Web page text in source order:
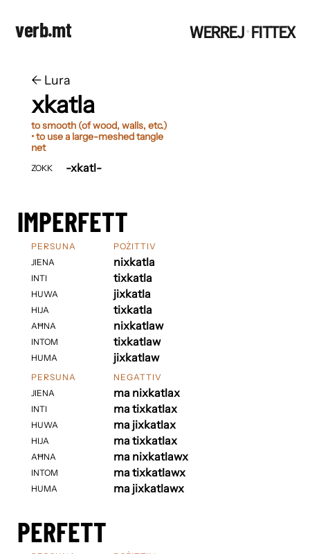
verb.mt WERREJ·FITTEX
← ​​Lura
xkatla
to smooth (of wood, walls, etc.)
• to use a large-meshed tangle
net
ZOKK -xkatl-
IMPERFETT
PERSUNA
JIENA
INTI
HUWA
HIJA
AĦNA
INTOM
HUMA
POŻITTIV
nixkatla
tixkatla
jixkatla
tixkatla
nixkatlaw
tixkatlaw
jixkatlaw
PERSUNA
JIENA
INTI
HUWA
HIJA
AĦNA
INTOM
HUMA
NEGATTIV
ma nixkatlax
ma tixkatlax
ma jixkatlax
ma tixkatlax
ma nixkatlawx
ma tixkatlawx
ma jixkatlawx
PERFETT